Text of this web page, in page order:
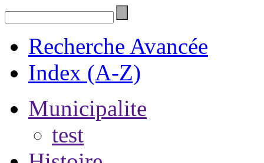
Recherche Avancée
Index (A-Z)
Municipalite
test